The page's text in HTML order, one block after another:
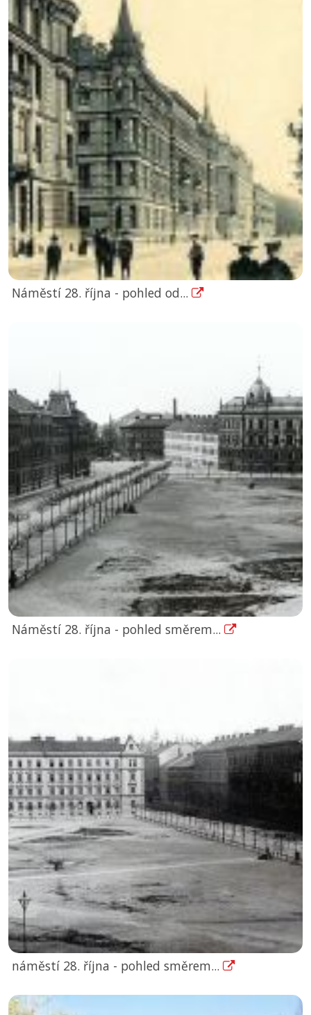
Náměstí 28. října - pohled od...
Náměstí 28. října - pohled směrem...
náměstí 28. října - pohled směrem...